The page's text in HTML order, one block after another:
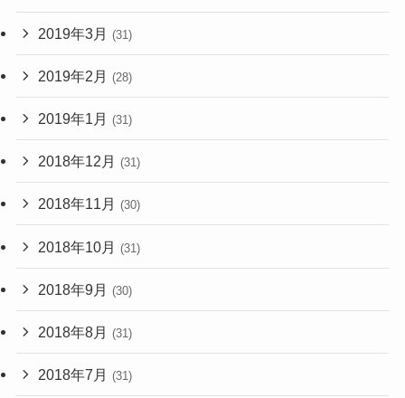
2019年3月 (31)
2019年2月 (28)
2019年1月 (31)
2018年12月 (31)
2018年11月 (30)
2018年10月 (31)
2018年9月 (30)
2018年8月 (31)
2018年7月 (31)